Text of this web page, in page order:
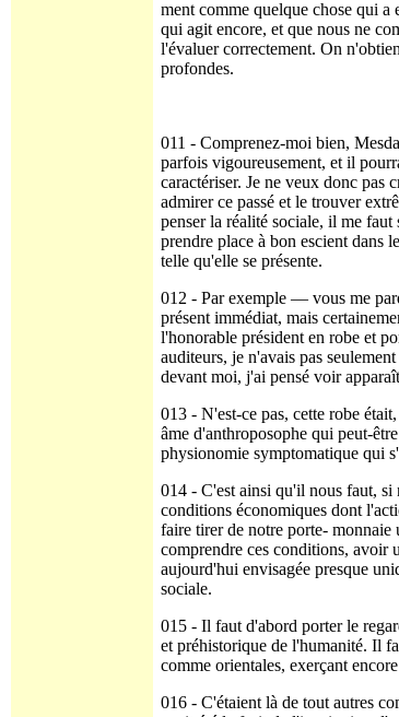
ment comme quelque chose qui
qui agit encore, et que nous ne
l'évaluer correctement. On
profondes.
011 - Comprenez-moi bien,
parfois vigoureusement, et il
caractériser. Je ne veux donc pas
admirer ce passé et le trouver
penser la réalité sociale, il me
prendre place à bon escient dans
telle qu'elle se présente.
012 - Par exemple — vous me
présent immédiat, mais
l'honorable président en robe et
auditeurs, je n'avais pas
devant moi, j'ai pensé voir
013 - N'est-ce pas, cette robe
âme d'anthroposophe qui peut-
physionomie symptomatique qui
014 - C'est ainsi qu'il nous faut, si
conditions écono­miques dont
faire tirer de notre porte-
comprendre ces conditions, avoir
aujourd'hui envisagée presque
sociale.
015 - Il faut d'abord porter le
et préhistorique de l'humanité. Il
comme orientales, exerçant
016 - C'étaient là de tout autres